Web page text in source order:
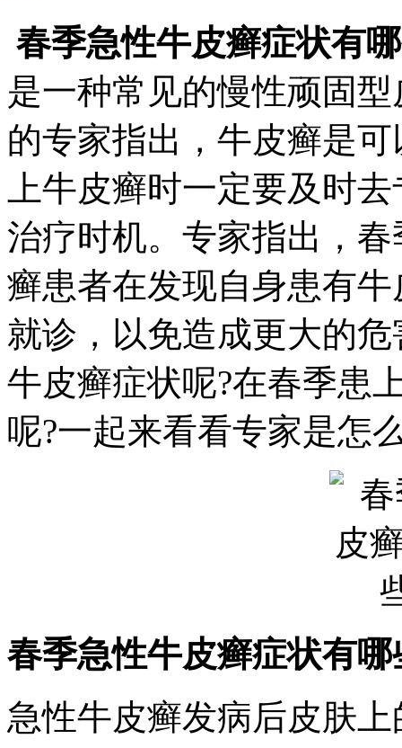
春季急性牛皮癣症状有
是一种常见的慢性顽固
的专家指出，牛皮癣是
上牛皮癣时一定要及时
治疗时机。专家指出，
癣患者在发现自身患有
就诊，以免造成更大的
牛皮癣症状呢?在春季患
呢?一起来看看专家是怎
春季急性牛皮癣症状有哪
急性牛皮癣发病后皮肤